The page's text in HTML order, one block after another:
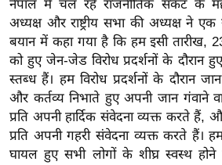
शे
ष
ज्ञ
रा
य
ब
ज
नेपाल में चल रहे राजनीतिक संकट के
अध्यक्ष और राष्ट्रीय सभा की अध्यक्ष ने एक
बयान में कहा गया है कि हम इसी तारीख,
को हुए जेन-जेड विरोध प्रदर्शनों के दौरान
स्तब्ध हैं। हम विरोध प्रदर्शनों के दौरान
और कर्तव्य निभाते हुए अपनी जान गंवाने
प्रति अपनी हार्दिक संवेदना व्यक्त करते हैं,
प्रति अपनी गहरी संवेदना व्यक्त करते हैं। हम
घायल हुए सभी लोगों के शीघ्र स्वस्थ